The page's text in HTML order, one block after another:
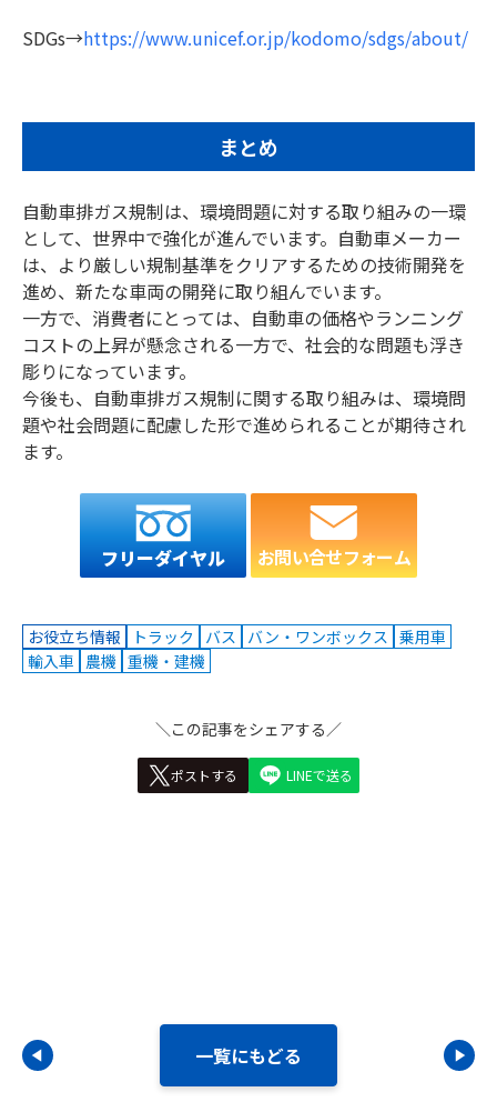
SDGs→https://www.unicef.or.jp/kodomo/sdgs/about/
まとめ
自動車排ガス規制は、環境問題に対する取り組みの一環
として、世界中で強化が進んでいます。自動車メーカー
は、より厳しい規制基準をクリアするための技術開発を
進め、新たな車両の開発に取り組んでいます。
一方で、消費者にとっては、自動車の価格やランニング
コストの上昇が懸念される一方で、社会的な問題も浮き
彫りになっています。
今後も、自動車排ガス規制に関する取り組みは、環境問
題や社会問題に配慮した形で進められることが期待され
ます。
フリーダイヤル お問い合せフォーム
お役立ち情報 トラック バス バン・ワンボックス 乗用車
輸入車 農機 重機・建機
＼この記事をシェアする／
ポストする LINEで送る
一覧にもどる